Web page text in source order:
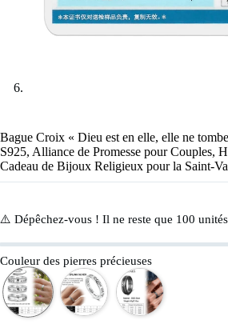
Bague Croix « Dieu est en elle, elle ne
S925, Alliance de Promesse pour Couples,
Cadeau de Bijoux Religieux pour la Saint-
⚠️ Dépêchez-vous ! Il ne reste que 100
Couleur des pierres précieuses